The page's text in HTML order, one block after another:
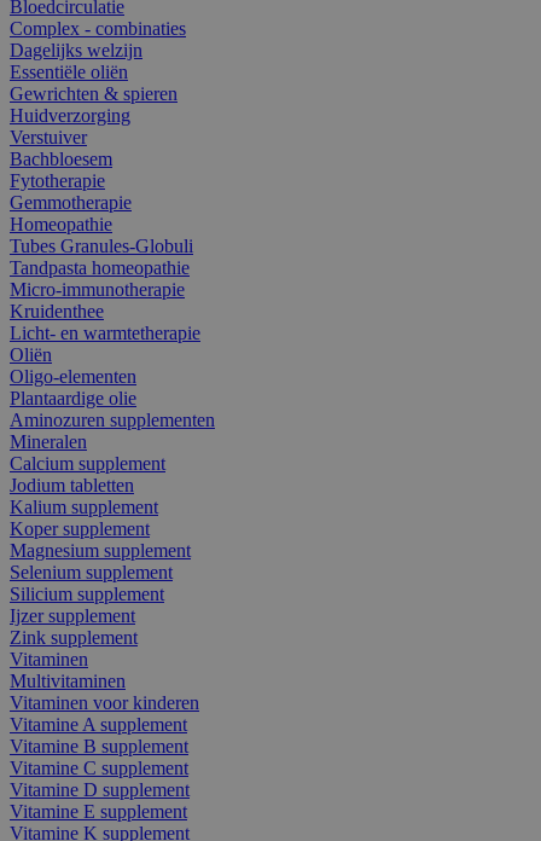
Bloedcirculatie
Complex - combinaties
Dagelijks welzijn
Essentiële oliën
Gewrichten & spieren
Huidverzorging
Verstuiver
Bachbloesem
Fytotherapie
Gemmotherapie
Homeopathie
Tubes Granules-Globuli
Tandpasta homeopathie
Micro-immunotherapie
Kruidenthee
Licht- en warmtetherapie
Oliën
Oligo-elementen
Plantaardige olie
Aminozuren supplementen
Mineralen
Calcium supplement
Jodium tabletten
Kalium supplement
Koper supplement
Magnesium supplement
Selenium supplement
Silicium supplement
Ijzer supplement
Zink supplement
Vitaminen
Multivitaminen
Vitaminen voor kinderen
Vitamine A supplement
Vitamine B supplement
Vitamine C supplement
Vitamine D supplement
Vitamine E supplement
Vitamine K supplement